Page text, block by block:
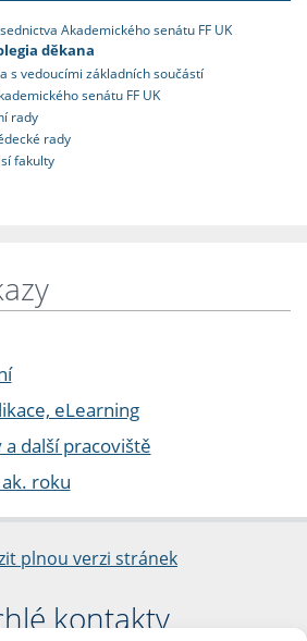
Akademického senátu FF UK
děkana
s vedoucími základních součástí
senátu FF UK
rady
rady
fakulty
eLearning
další pracoviště
roku
plnou verzi stránek
kontakty